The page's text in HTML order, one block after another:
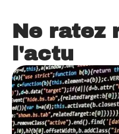
Ne ratez
l'actu